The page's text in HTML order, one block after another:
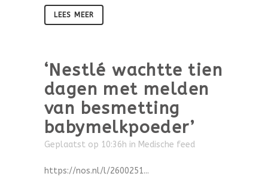
LEES MEER
‘Nestlé wachtte tien
dagen met melden
van besmetting
babymelkpoeder’
Geplaatst op 10:36h in Medische feed
https://nos.nl/l/2600251...